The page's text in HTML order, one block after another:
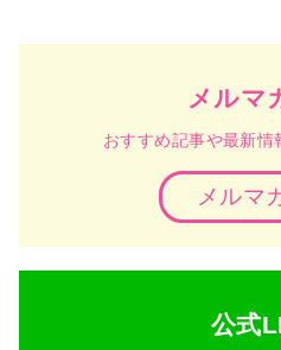
メルマ
おすすめ記事や最新情
メルマ
公式